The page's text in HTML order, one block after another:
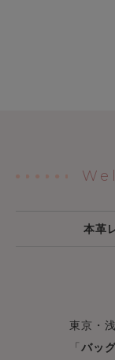
本革
東京・
「バッ